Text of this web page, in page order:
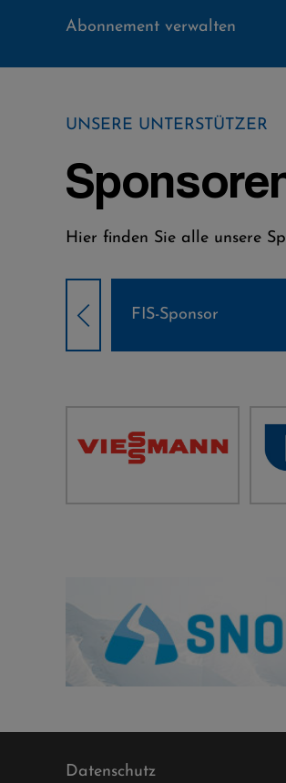
Abonnement verwalten
UNSERE UNTERSTÜTZER
Hier finden Sie alle unsere
Weltcup-Sponsoren
Damen
Datenschutz